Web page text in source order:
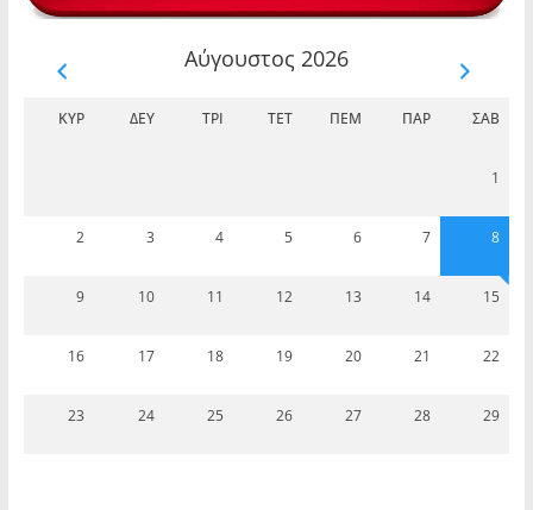
Αύγουστος 2026
ΚΥΡ ΔΕΥ ΤΡΊ ΤΕΤ ΠΈΜ ΠΑΡ ΣΆΒ
1
2 3 4 5 6 7 8
9 10 11 12 13 14 15
16 17 18 19 20 21 22
23 24 25 26 27 28 29